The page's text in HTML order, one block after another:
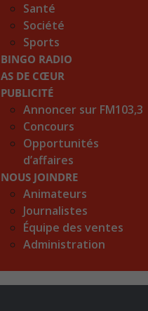
Santé
Société
Sports
BINGO RADIO
AS DE CŒUR
PUBLICITÉ
Annoncer sur FM103,3
Concours
Opportunités
d’affaires
NOUS JOINDRE
Animateurs
Journalistes
Équipe des ventes
Administration